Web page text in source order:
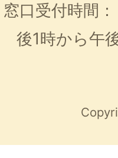
窓口受付時間：
後1時から午